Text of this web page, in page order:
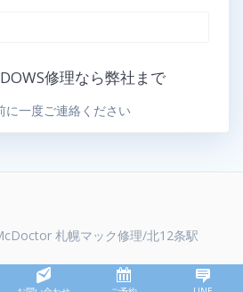
修理なら弊社まで
に一度ご連絡ください
札幌マック修理/北12条駅